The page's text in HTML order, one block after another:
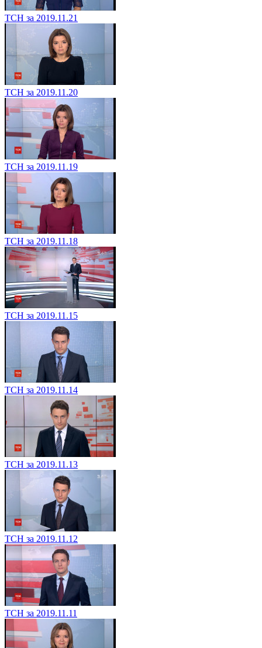
ТСН за 2019.11.21
ТСН за 2019.11.20
ТСН за 2019.11.19
ТСН за 2019.11.18
ТСН за 2019.11.15
ТСН за 2019.11.14
ТСН за 2019.11.13
ТСН за 2019.11.12
ТСН за 2019.11.11